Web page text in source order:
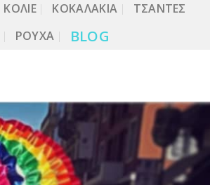
ΚΟΛΙΕ ΚΟΚΑΛΆΚΙΑ
ΤΣΆΝΤΕΣ
ΡΟΎΧΑ BLOG